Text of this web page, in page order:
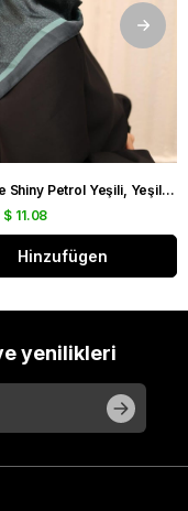
Silkhome Shiny Petrol Yeşili, Yeşil Işıltılı Eşarp IST 75002 - 07
$ 11.08
Hinzufügen
yenilikleri